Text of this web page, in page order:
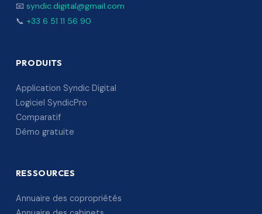
📧 syndic.digital@gmail.com
📞 +33 6 51 11 56 90
PRODUITS
Application Syndic Digital
Logiciel SyndicPro
Comparatif
Démo gratuite
RESSOURCES
Annuaire des copropriétés